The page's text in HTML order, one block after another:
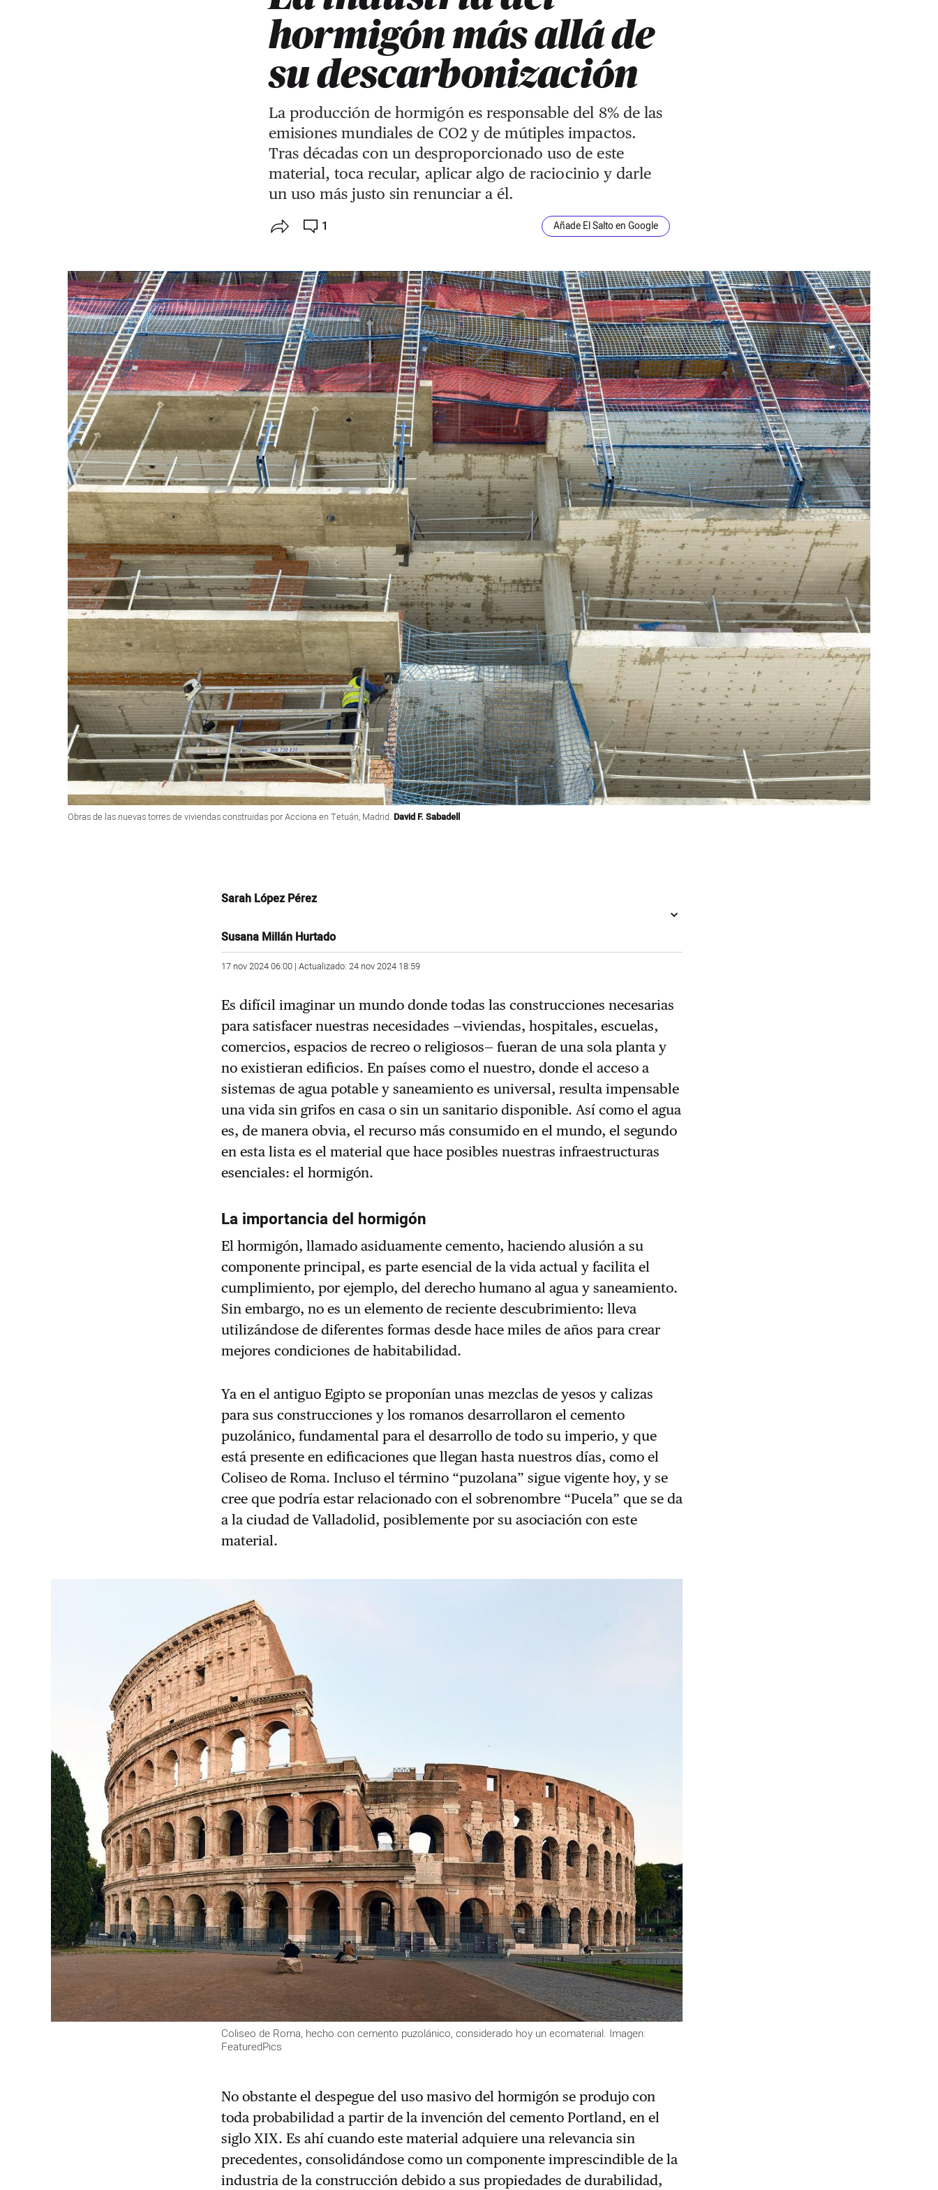
hormigón más allá de
su descarbonización
La producción de hormigón es responsable del 8% de las
emisiones mundiales de CO2 y de mútiples impactos.
Tras décadas con un desproporcionado uso de este
material, toca recular, aplicar algo de raciocinio y darle
un uso más justo sin renunciar a él.
1 Añade El Salto en Google
Obras de las nuevas torres de viviendas construidas por Acciona en Tetuán, Madrid. David F. Sabadell
Sarah López Pérez
Susana Millán Hurtado
17 nov 2024 06:00 | Actualizado: 24 nov 2024 18:59
Es difícil imaginar un mundo donde todas las construcciones necesarias
para satisfacer nuestras necesidades —viviendas, hospitales, escuelas,
comercios, espacios de recreo o religiosos— fueran de una sola planta y
no existieran edificios. En países como el nuestro, donde el acceso a
sistemas de agua potable y saneamiento es universal, resulta impensable
una vida sin grifos en casa o sin un sanitario disponible. Así como el agua
es, de manera obvia, el recurso más consumido en el mundo, el segundo
en esta lista es el material que hace posibles nuestras infraestructuras
esenciales: el hormigón.
La importancia del hormigón
El hormigón, llamado asiduamente cemento, haciendo alusión a su
componente principal, es parte esencial de la vida actual y facilita el
cumplimiento, por ejemplo, del derecho humano al agua y saneamiento.
Sin embargo, no es un elemento de reciente descubrimiento: lleva
utilizándose de diferentes formas desde hace miles de años para crear
mejores condiciones de habitabilidad.
Ya en el antiguo Egipto se proponían unas mezclas de yesos y calizas
para sus construcciones y los romanos desarrollaron el cemento
puzolánico, fundamental para el desarrollo de todo su imperio, y que
está presente en edificaciones que llegan hasta nuestros días, como el
Coliseo de Roma. Incluso el término “puzolana” sigue vigente hoy, y se
cree que podría estar relacionado con el sobrenombre “Pucela” que se da
a la ciudad de Valladolid, posiblemente por su asociación con este
material.
Coliseo de Roma, hecho con cemento puzolánico, considerado hoy un ecomaterial. Imagen:
FeaturedPics
No obstante el despegue del uso masivo del hormigón se produjo con
toda probabilidad a partir de la invención del cemento Portland, en el
siglo XIX. Es ahí cuando este material adquiere una relevancia sin
precedentes, consolidándose como un componente imprescindible de la
industria de la construcción debido a sus propiedades de durabilidad,